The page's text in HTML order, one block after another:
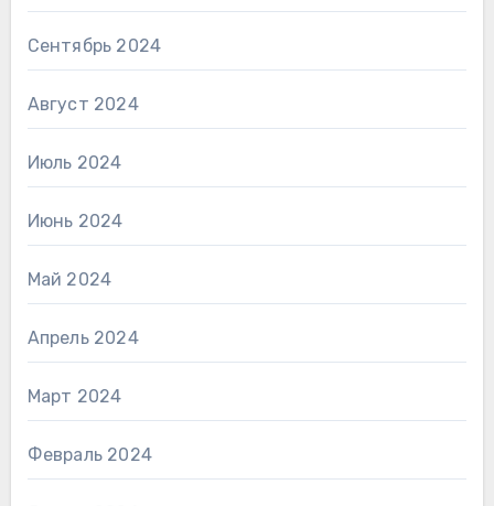
Сентябрь 2024
Август 2024
Июль 2024
Июнь 2024
Май 2024
Апрель 2024
Март 2024
Февраль 2024